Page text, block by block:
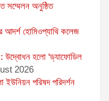
সম্মেলন অনুষ্ঠিত
আদর্শ হোমিওপ্যাথি কলেজ
উদ্বোধন হলো ‘ড্যাফোডিল
2026
ইউনিয়ন পরিষদ পরিদর্শন